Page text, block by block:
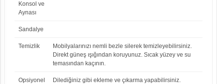
Konsol ve
Aynası
Sandalye
Temizlik
Mobilyalarınızı nemli bezle silerek temizleyebilirsiniz.
Direkt güneş ışığından koruyunuz. Sıcak yüzey ve su
temasından kaçının.
Opsiyonel
Dilediğiniz gibi ekleme ve çıkarma yapabilirsiniz.